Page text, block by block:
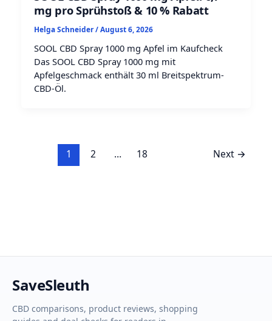
mg pro Sprühstoß & 10 % Rabatt
Helga Schneider/August 6, 2026
SOOL CBD Spray 1000 mg Apfel im Kaufcheck
Das SOOL CBD Spray 1000 mg mit
Apfelgeschmack enthält 30 ml Breitspektrum-
CBD-Öl.
1 2 … 18 Next →
SaveSleuth
CBD comparisons, product reviews, shopping